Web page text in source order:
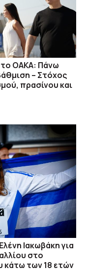
ΟΑΚΑ: Πάνω
– Στόχος
πρασίνου και
Ιακωβάκη για
στο
κάτω των 18 ετών